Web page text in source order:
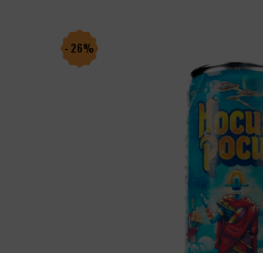
- 26%